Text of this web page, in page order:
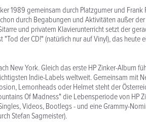
1989 gemeinsam durch Platzgumer und Frank
durch Begabungen und Aktivitäten außer
und privatem Klavierunterricht setzt der
der CD!" (natürlich nur auf Vinyl), das heute
New York. Gleich das erste HP Zinker-Album
Indie-Labels weltweit. Gemeinsam mit
Lemonheads oder Helmet steht der
Of Madness" die Lebensperiode von HP
Videos, Bootlegs - und eine Grammy-
Stefan Sagmeister).